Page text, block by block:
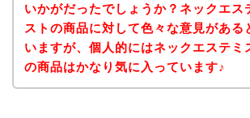
いかがだったでしょうか？ネックエス
ストの商品に対して色々な意見がある
いますが、個人的にはネックエステミ
の商品はかなり気に入っています♪